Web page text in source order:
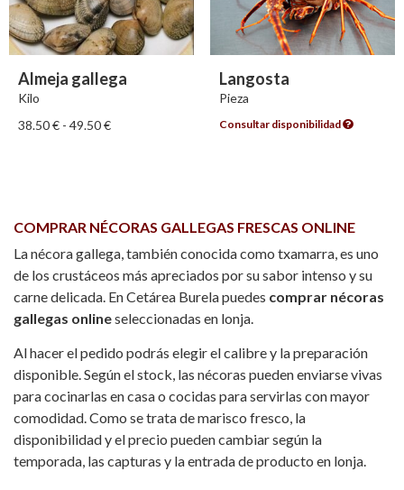
Almeja gallega
Kilo
38.50€ - 49.50€
Langosta
Pieza
Consultar disponibilidad
COMPRAR NÉCORAS GALLEGAS FRESCAS ONLINE
La nécora gallega, también conocida como txamarra, es uno
de los crustáceos más apreciados por su sabor intenso y su
carne delicada. En Cetárea Burela puedes comprar nécoras
gallegas onlineseleccionadas en lonja.
Al hacer el pedido podrás elegir el calibre y la preparación
disponible. Según el stock, las nécoras pueden enviarse vivas
para cocinarlas en casa o cocidas para servirlas con mayor
comodidad. Como se trata de marisco fresco, la
disponibilidad y el precio pueden cambiar según la
temporada, las capturas y la entrada de producto en lonja.